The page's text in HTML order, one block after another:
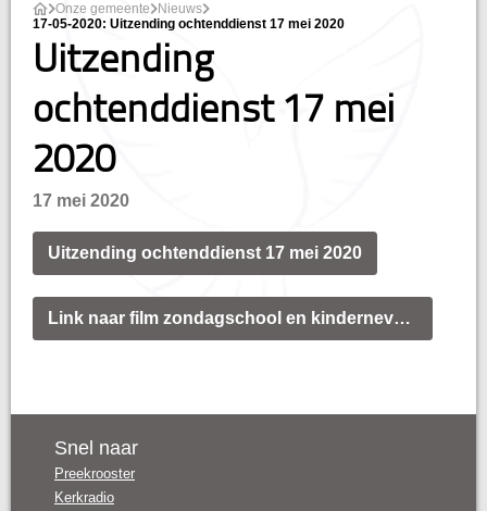
Onze gemeente
Nieuws
17-05-2020: Uitzending ochtenddienst 17 mei 2020
Uitzending
ochtenddienst 17 mei
2020
17 mei 2020
Uitzending ochtenddienst 17 mei 2020
Link naar film zondagschool en kindernevendienst
Snel naar
Preekrooster
Kerkradio